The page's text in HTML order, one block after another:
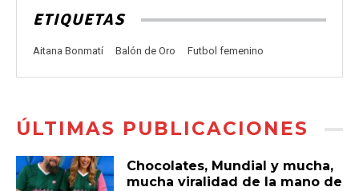
ETIQUETAS
Aitana Bonmatí Balón de Oro Futbol femenino
ÚLTIMAS PUBLICACIONES
Chocolates, Mundial y mucha,
mucha viralidad de la mano de